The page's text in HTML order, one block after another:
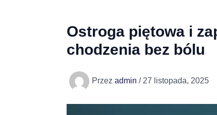
Ostroga piętowa i
chodzenia bez bólu
Przez admin / 27 listopada, 2025